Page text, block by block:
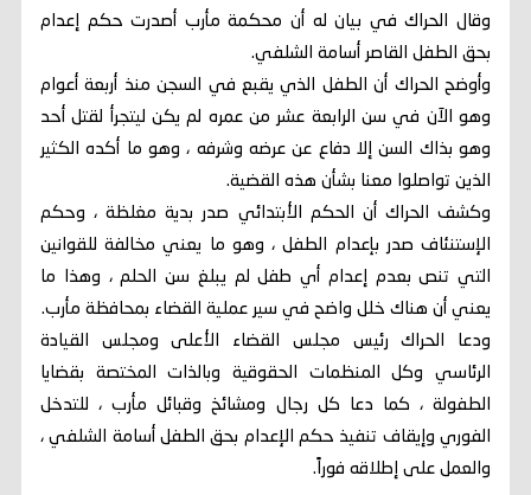
وقال الحراك في بيان له أن محكمة مأرب أصدرت حكم إعدام
بحق الطفل القاصر أسامة الشلفي.
وأوضح الحراك أن الطفل الذي يقبع في السجن منذ أربعة أعوام
وهو الآن في سن الرابعة عشر من عمره لم يكن ليتجرأ لقتل أحد
وهو بذاك السن إلا دفاع عن عرضه وشرفه ، وهو ما أكده الكثير
الذين تواصلوا معنا بشأن هذه القضية.
وكشف الحراك أن الحكم الأبتدائي صدر بدية مغلظة ، وحكم
الإستنئاف صدر بإعدام الطفل ، وهو ما يعني مخالفة للقوانين
التي تنص بعدم إعدام أي طفل لم يبلغ سن الحلم ، وهذا ما
يعني أن هناك خلل واضح في سير عملية القضاء بمحافظة مأرب.
ودعا الحراك رئيس مجلس القضاء الأعلى ومجلس القيادة
الرئاسي وكل المنظمات الحقوقية وبالذات المختصة بقضايا
الطفولة ، كما دعا كل رجال ومشائخ وقبائل مأرب ، للتدخل
الفوري وإيقاف تنفيذ حكم الإعدام بحق الطفل أسامة الشلفي ،
والعمل على إطلاقه فوراً.